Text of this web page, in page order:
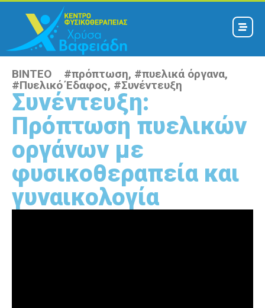
ΒΙΝΤΕΟ #πρόπτωση, #πυελικά όργανα,
#Πυελικό Έδαφος, #Συνέντευξη
Συνέντευξη:
Πρόπτωση πυελικών
οργάνων με
φυσικοθεραπεία και
γυναικολογία